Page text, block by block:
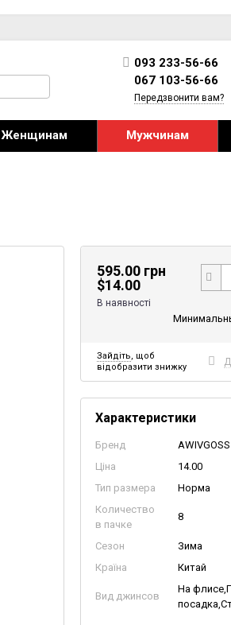
093 233-56-66
067 103-56-66
Передзвонити вам?
Женщинам Мужчинам
595.00 грн
$14.00
В наявності
Зайдіть, щоб
відобразити знижку
Характеристики
Бренд
AWIVGOSS
Ціна
14.00
Тип размера
Норма
Количество
в пачке
8
Сезон
Зима
Країна
Китай
Вид джинсов
На